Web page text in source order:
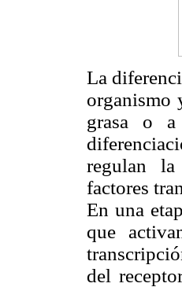
La
organismo
grasa o a
regulan la
factores
En una
que
del